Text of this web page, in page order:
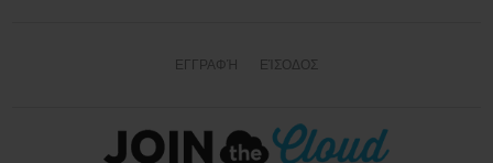
ΕΓΓΡΑΦΉ ΕΊΣΟΔΟΣ